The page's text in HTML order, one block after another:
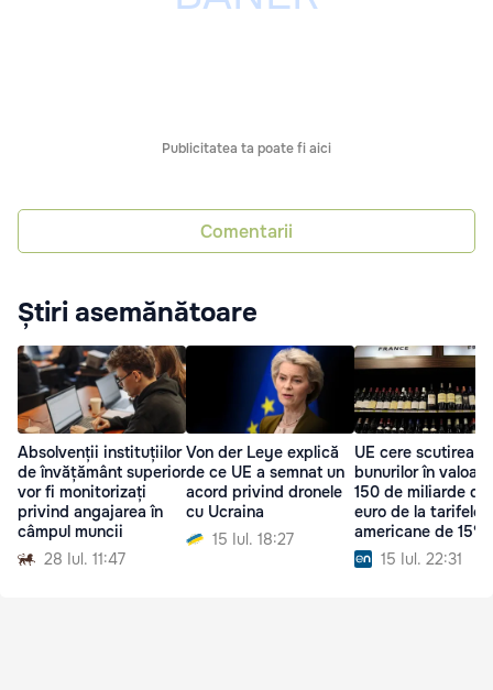
Publicitatea ta poate fi aici
Comentarii
Știri asemănătoare
Absolvenții instituțiilor
de învățământ superior
vor fi monitorizați
privind angajarea în
câmpul muncii
28 Iul. 11:47
Von der Leye explică
de ce UE a semnat un
acord privind dronele
cu Ucraina
15 Iul. 18:27
UE cere scutirea
bunurilor în
150 de miliarde de
euro de la tarifele
americane de 15%
15 Iul. 22:31